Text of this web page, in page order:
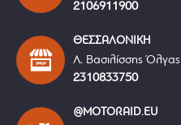
2106911900
ΘΕΣΣΑΛΟΝΙΚΗ
Λ. Βασιλίσσης
2310833750
@MOTORAID.EU